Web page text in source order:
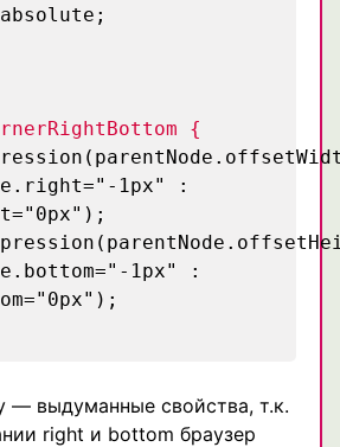
{
1px" :
1px" :
— выдуманные свойства, т.к.
right и bottom браузер